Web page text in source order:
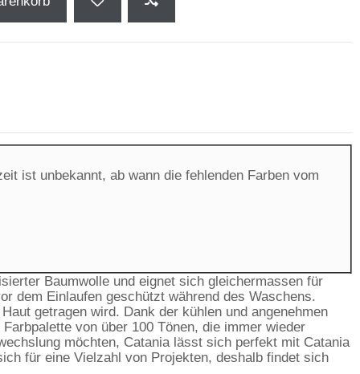
ist unbekannt, ab wann die fehlenden Farben vom
Baumwolle und eignet sich gleichermassen für
dem Einlaufen geschützt während des Waschens.
getragen wird. Dank der kühlen und angenehmen
von über 100 Tönen, die immer wieder
möchten, Catania lässt sich perfekt mit Catania
für eine Vielzahl von Projekten, deshalb findet sich